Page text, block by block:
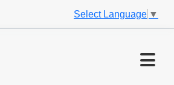
Select Language ▼